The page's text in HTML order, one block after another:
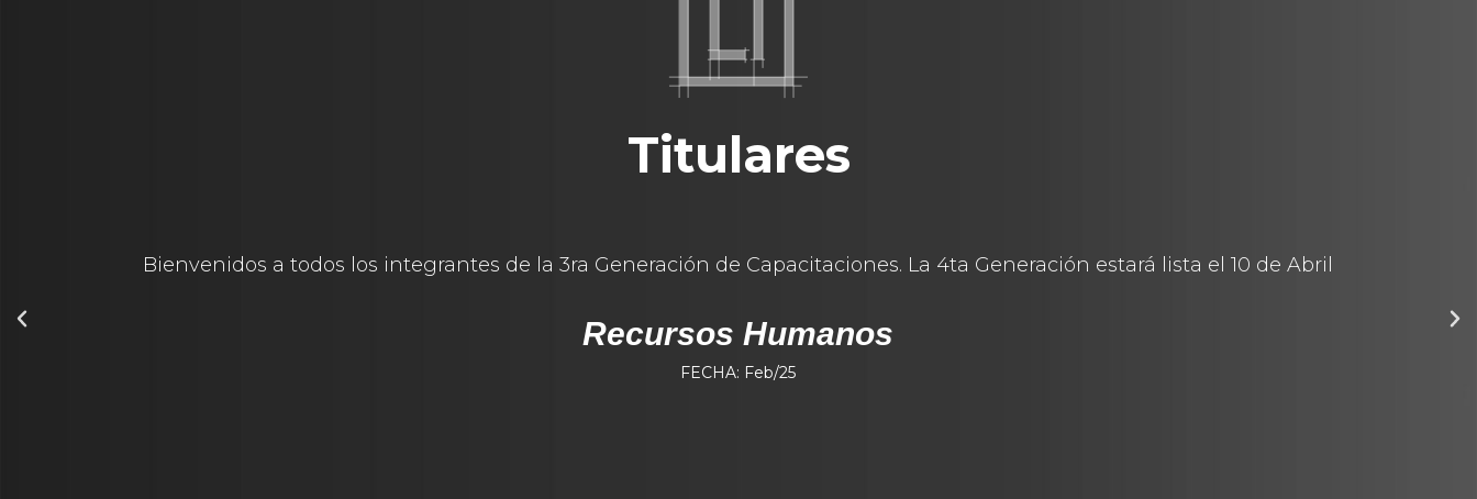
Titulares
Bienvenidos a todos los integrantes de la 3ra Generación de Capacitaciones. La 4ta Generación estará lista el 10 de Abril
Recursos Humanos
FECHA: Feb/25